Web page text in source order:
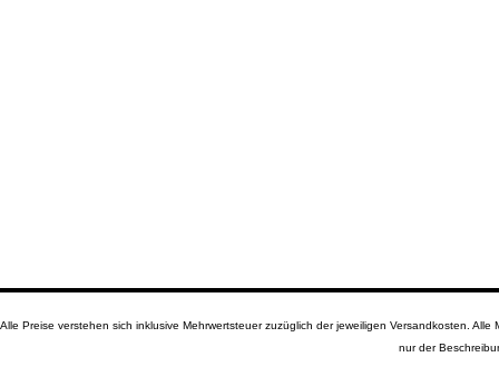
Alle Preise verstehen sich inklusive Mehrwertsteuer zuzüglich der jeweiligen Versandkosten.
nur der